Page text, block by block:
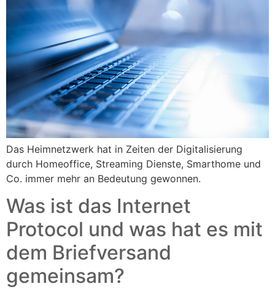
Das Heimnetzwerk hat in Zeiten der Digitalisierung
durch Homeoffice, Streaming Dienste, Smarthome und
Co. immer mehr an Bedeutung gewonnen.
Was ist das Internet
Protocol und was hat es mit
dem Briefversand
gemeinsam?